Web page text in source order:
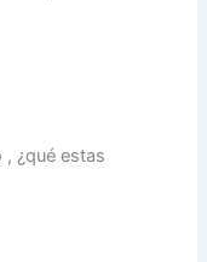
¿qué estas